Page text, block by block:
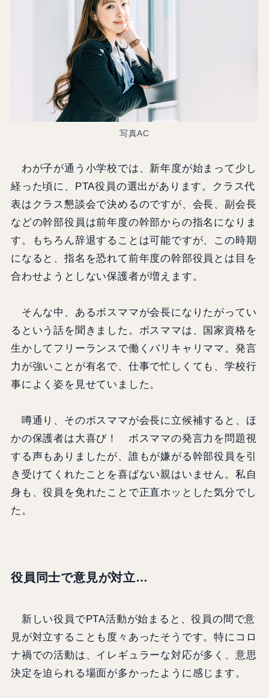
写真AC
わが子が通う小学校では、新年度が始まって少し
経った頃に、PTA役員の選出があります。クラス代
表はクラス懇談会で決めるのですが、会長、副会長
などの幹部役員は前年度の幹部からの指名になりま
す。もちろん辞退することは可能ですが、この時期
になると、指名を恐れて前年度の幹部役員とは目を
合わせようとしない保護者が増えます。
そんな中、あるボスママが会長になりたがってい
るという話を聞きました。ボスママは、国家資格を
生かしてフリーランスで働くバリキャリママ。発言
力が強いことが有名で、仕事で忙しくても、学校行
事によく姿を見せていました。
噂通り、そのボスママが会長に立候補すると、ほ
かの保護者は大喜び！ ボスママの発言力を問題視
する声もありましたが、誰もが嫌がる幹部役員を引
き受けてくれたことを喜ばない親はいません。私自
身も、役員を免れたことで正直ホッとした気分でし
た。
役員同士で意見が対立…
新しい役員でPTA活動が始まると、役員の間で意
見が対立することも度々あったそうです。特にコロ
ナ禍での活動は、イレギュラーな対応が多く、意思
決定を迫られる場面が多かったように感じます。